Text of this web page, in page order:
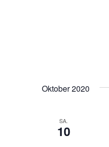
Oktober 2020
SA.
10